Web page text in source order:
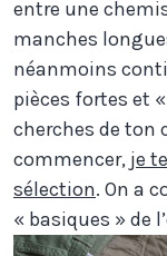
entre une
manches
néanmoins
pièces fortes et
cherches de ton
commencer, je
sélection. On a
« basiques » de